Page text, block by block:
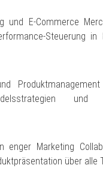
und E-Commerce
Steuerung
und
enger Marketing
über alle